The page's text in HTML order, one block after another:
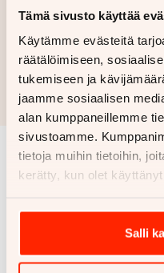
Tämä sivusto käyttää
Käytämme evästeitä
räätälöimiseen,
tukemiseen ja
jaamme sosiaalisen
alan kumppaneillemme
sivustoamme.
tietoja muihin tietoihin,
kerätty, kun olet
Salli
Haluan myös
Hae
Rahoituslaskelma on